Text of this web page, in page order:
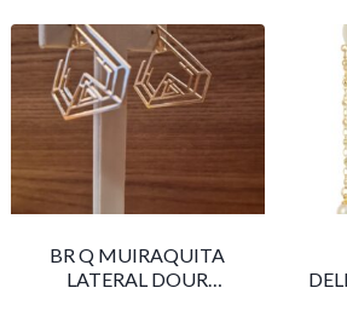
BR Q MUIRAQUITA
LATERAL DOUR